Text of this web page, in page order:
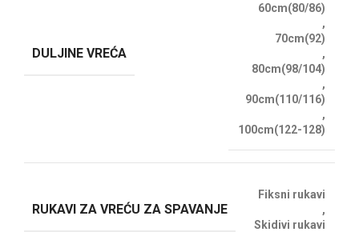
DULJINE VREĆA
60cm(80/86)
,
70cm(92)
,
80cm(98/104)
,
90cm(110/116)
,
100cm(122-128)
RUKAVI ZA VREĆU ZA SPAVANJE
Fiksni rukavi
,
Skidivi rukavi